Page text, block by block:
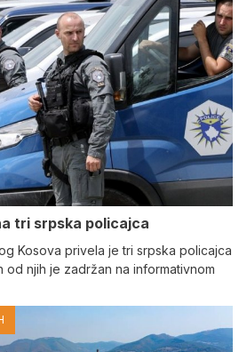
tri srpska policajca
Kosova privela je tri srpska policajca
od njih je zadržan na informativnom